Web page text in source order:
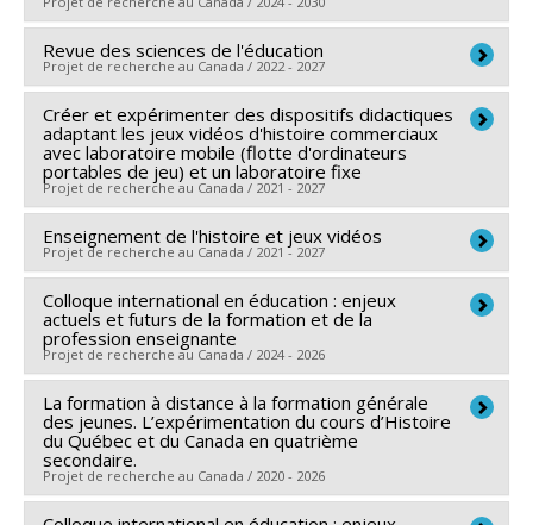
Savoir
Morales-Perlaza,Geneviève Carpentier,Isabelle
Vivegnis,Bruce Maxwell,Lyne Martel
Lemieux,Rola Koubeissy,Naomie Fournier Dubé,
Sylvain Turcotte,Sylvie Beaudoin,Jean-François
Desbiens,Stéphane Martineau,François Larose
Liliane Portelance,Christine Couture,David
Lefrançois,Enrique Correa Molina,Vincent Boutonnet
,François Vincent,Sivane Hirsch,Joséphine
Mukamurera,Marc Boutet,Vincent Grenon,Félix
Bouvier,Patrick Giroux, Jacques Cherblanc
Catherine
Duquette,Judith Émery-Bruneau, Mylène Leroux
Glorya Pellerin, Nancy Lauzon,Sandra Coulombe
Christian Dumais
Virginie Martel Érick Falardeau
Carole Raby ,Simon Collin,Maryse Potvin,Vicky
Drapeau,Louis Levasseur,Brigitte Voyer
Leduc, Stéphane Villeneuve,Julia Poyet
en sciences humaines du Canada
Programmes de subvention :
Sources de financement :CRSH/Conseil de recherches
en sciences humaines du Canada
Programmes de subvention :PV128152-Subvention
de partenariat
Revue des sciences de l'éducation
Projet de recherche au Canada / 2022 - 2027
Chercheur principal : Marc André Éthier
Sources de financement :CRSH/Conseil de recherches
en sciences humaines du Canada
Programmes de subvention :PVX31065-Aide aux
revues savantes et de transfert -- Subvention
générale
Créer et expérimenter des dispositifs didactiques
adaptant les jeux vidéos d'histoire commerciaux
avec laboratoire mobile (flotte d'ordinateurs
portables de jeu) et un laboratoire fixe
Projet de recherche au Canada / 2021 - 2027
Chercheur principal : Marc André Éthier
Sources de financement :Université de Montréal
Programmes de subvention :PVXXXXXX-FEI sans
restriction
Enseignement de l'histoire et jeux vidéos
Projet de recherche au Canada / 2021 - 2027
Chercheur principal : Marc André Éthier
Co-chercheurs : Dominic Arsenault,Alexandre Lanoix
Normand Roy,David Lefrançois,Vincent Boutonnet
Jinghui Cheng
,
Catherine Malboeuf-Hurtubise
Sources de financement :CRSH/Conseil de recherches
en sciences humaines du Canada
Programmes de subvention :PVXXXXXX-Subvention
Colloque international en éducation : enjeux
actuels et futurs de la formation et de la
profession enseignante
Projet de recherche au Canada / 2024 - 2026
Chercheur principal : Marc André Éthier
Co-chercheurs : Martial Dembélé,Bruno Poellhuber
Cecilia Borges
Martel,Rola Koubeissy,David Lefrançois,Joséphine
La formation à distance à la formation générale
des jeunes. L’expérimentation du cours d’Histoire
du Québec et du Canada en quatrième
secondaire.
Projet de recherche au Canada / 2020 - 2026